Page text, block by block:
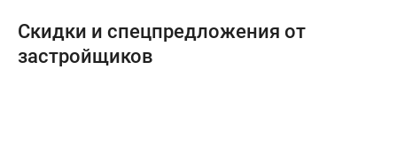
Скидки и спецпредложения от
застройщиков